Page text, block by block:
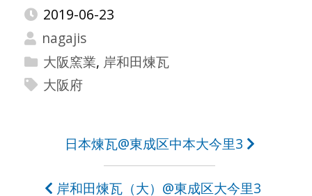
2019-06-23
nagajis
大阪窯業, 岸和田煉瓦
大阪府
日本煉瓦@東成区中本大今里3
岸和田煉瓦（大）@東成区大今里3